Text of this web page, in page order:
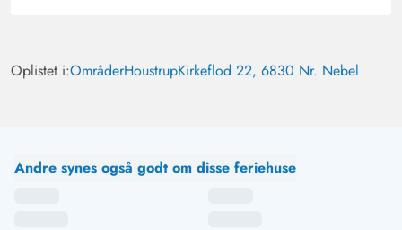
Oplistet i:OmråderHoustrupKirkeflod 22, 6830 Nr. Nebel
Andre synes også godt om disse feriehuse